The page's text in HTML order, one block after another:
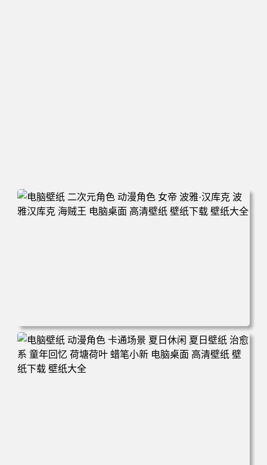
电脑壁纸 二次元角色 动漫角色 女帝 波雅·汉库克 波雅汉库
克 海贼王 电脑桌面 高清壁纸 壁纸下载 壁纸大全